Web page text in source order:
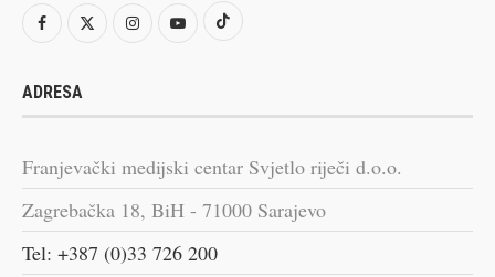
ADRESA
Franjevački medijski centar Svjetlo riječi d.o.o.
Zagrebačka 18, BiH - 71000 Sarajevo
Tel: +387 (0)33 726 200